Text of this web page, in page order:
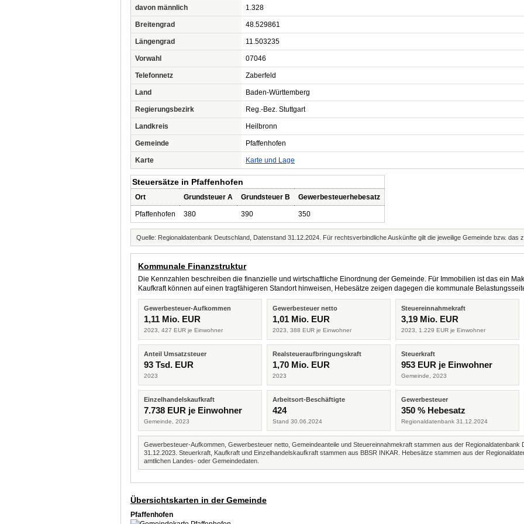
davon männlich 1.328
Breitengrad 48.529861
Längengrad 11.503235
Vorwahl 07046
Telefonnetz Zaberfeld
Land Baden-Württemberg
Regierungsbezirk Reg.-Bez. Stuttgart
Landkreis Heilbronn
Gemeinde Pfaffenhofen
Karte Karte und Lage
Steuersätze in Pfaffenhofen
Ort Grundsteuer A Grundsteuer B Gewerbesteuerhebesatz
Pfaffenhofen 380 390 350
Quelle: Regionaldatenbank Deutschland, Datenstand 31.12.2024. Für rechtsverbindliche Auskünfte gilt die jeweilige Gemeinde bzw. das
Kommunale Finanzstruktur
Die Kennzahlen beschreiben die finanzielle und wirtschaftliche Einordnung der Gemeinde. Für Immobilien ist das ein
Kaufkraft können auf einen tragfähigeren Standort hinweisen, Hebesätze zeigen dagegen die kommunale
Gewerbesteuer-Aufkommen
1,11 Mio. EUR
2023, 427 EUR je Einwohner
Gewerbesteuer netto
1,01 Mio. EUR
2023, 388 EUR je Einwohner
Steuereinnahmekraft
3,19 Mio. EUR
2023, 1.229 EUR je Einwohner
Anteil Umsatzsteuer
93 Tsd. EUR
2023
Realsteueraufbringungskraft
1,70 Mio. EUR
2023
Steuerkraft
953 EUR je Einwohner
Gemeinde, 2023
Einzelhandelskaufkraft
7.738 EUR je Einwohner
Gemeinde, 2023
Arbeitsort-Beschäftigte
424
Stand 30.06.2024
Gewerbesteuer
350 % Hebesatz
Regionaldatenbank 31.12.2024
Gewerbesteuer-Aufkommen, Gewerbesteuer netto, Gemeindeanteile und Steuereinnahmekraft stammen aus der
31.12.2023. Steuerkraft, Kaufkraft und Einzelhandelskaufkraft stammen aus BBSR INKAR. Hebesätze stammen aus der
amtlichen Landes- oder Gemeindedaten.
Übersichtskarten in der Gemeinde
Pfaffenhofen